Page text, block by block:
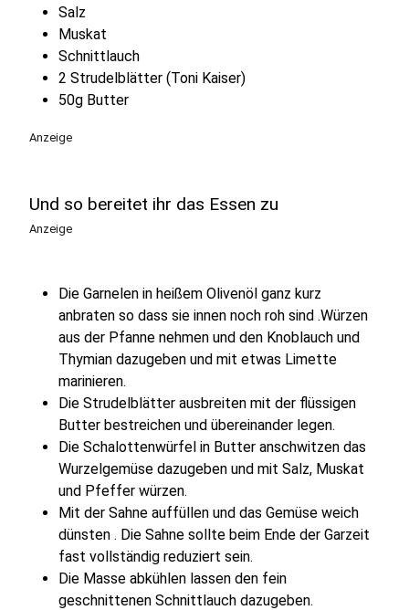
Salz
Muskat
Schnittlauch
2 Strudelblätter (Toni Kaiser)
50g Butter
Anzeige
Und so bereitet ihr das Essen zu
Anzeige
Die Garnelen in heißem Olivenöl ganz kurz
anbraten so dass sie innen noch roh sind .Würzen
aus der Pfanne nehmen und den Knoblauch und
Thymian dazugeben und mit etwas Limette
marinieren.
Die Strudelblätter ausbreiten mit der flüssigen
Butter bestreichen und übereinander legen.
Die Schalottenwürfel in Butter anschwitzen das
Wurzelgemüse dazugeben und mit Salz, Muskat
und Pfeffer würzen.
Mit der Sahne auffüllen und das Gemüse weich
dünsten . Die Sahne sollte beim Ende der Garzeit
fast vollständig reduziert sein.
Die Masse abkühlen lassen den fein
geschnittenen Schnittlauch dazugeben.